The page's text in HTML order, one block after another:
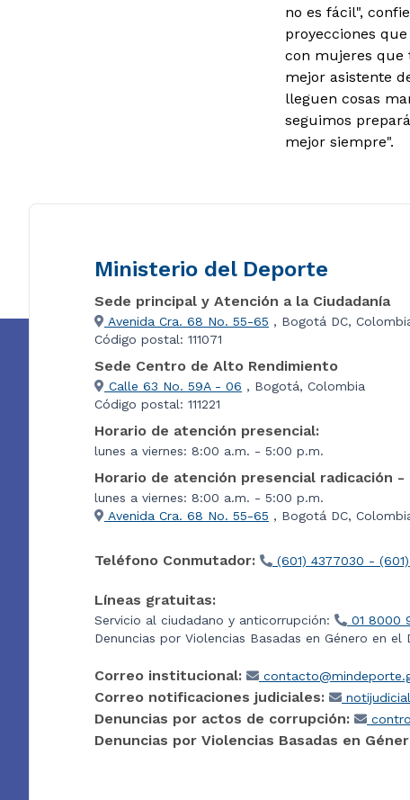
no es fácil",
proyecciones
con mujeres que
mejor asistente
lleguen cosas
seguimos
mejor siempre".
Ministerio del Deporte
Sede principal y Atención a la Ciudadanía
Avenida Cra. 68 No. 55-65 , Bogotá DC,
Código postal: 111071
Sede Centro de Alto Rendimiento
Calle 63 No. 59A - 06 , Bogotá, Colombia
Código postal: 111221
Horario de atención presencial:
lunes a viernes: 8:00 a.m. - 5:00 p.m.
Horario de atención presencial radicación -
lunes a viernes: 8:00 a.m. - 5:00 p.m.
Avenida Cra. 68 No. 55-65 , Bogotá DC,
Teléfono Conmutador: (601) 4377030 -
Líneas gratuitas:
Servicio al ciudadano y anticorrupción:
01 8000
Denuncias por Violencias Basadas en Género en el
Correo institucional:
Correo notificaciones judiciales:
Denuncias por actos de corrupción:
Denuncias por Violencias Basadas en